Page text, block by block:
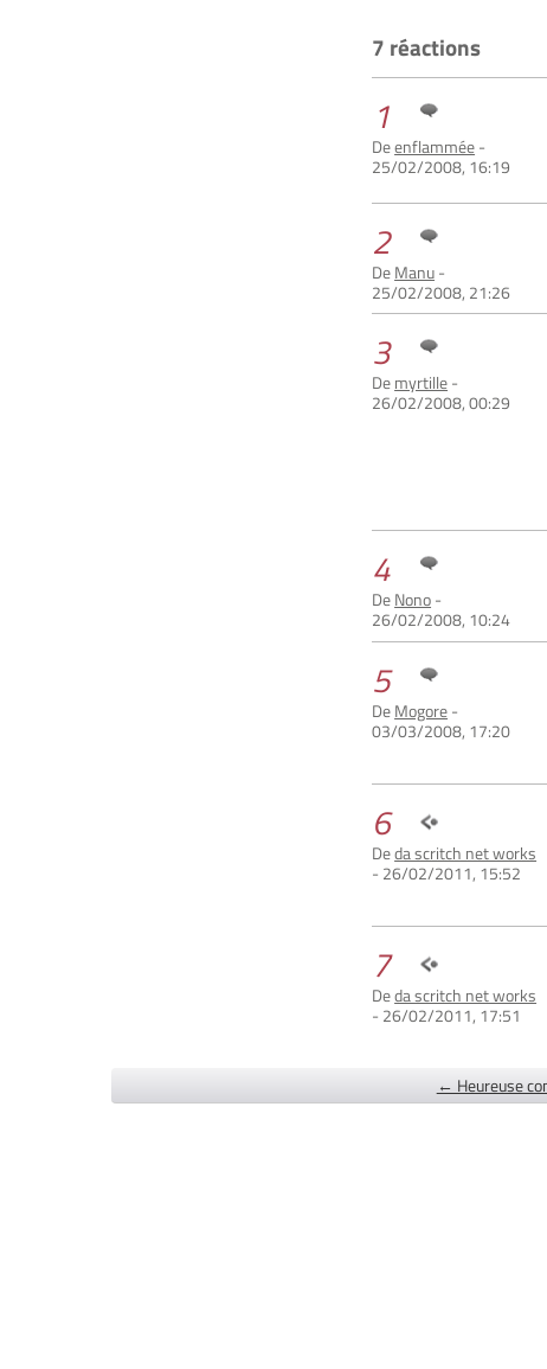
7 réactions
1
Deenflammée-
25/02/2008, 16:19
2
DeManu-
25/02/2008, 21:26
3
Demyrtille-
26/02/2008, 00:29
4
DeNono-
26/02/2008, 10:24
5
DeMogore-
03/03/2008, 17:20
6
Deda scritch net works
- 26/02/2011, 15:52
7
Deda scritch net works
- 26/02/2011, 17:51
← Heureuse